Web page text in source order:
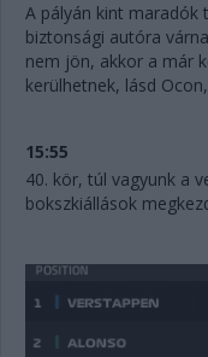
A pályán kint maradók
biztonsági autóra
nem jön, akkor a már
kerülhetnek, lásd
15:55
40. kör, túl vagyunk a
bokszkiállások